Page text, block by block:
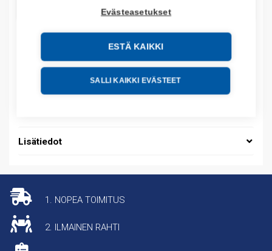
Evästeasetukset
ESTÄ KAIKKI
SALLI KAIKKI EVÄSTEET
LISÄÄ OSTOSKORIIN
Tuotekoodit
Tilauskoodi: MM20T1T1T1T1SAHH
Lisätiedot
1. NOPEA TOIMITUS
2. ILMAINEN RAHTI